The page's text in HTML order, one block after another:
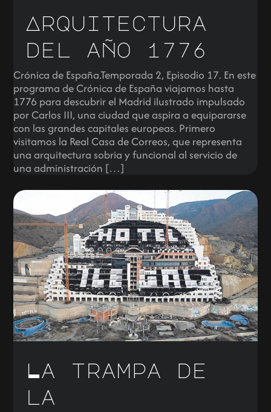
Arquitectura
del año 1776
Crónica de España.Temporada 2, Episodio 17. En este
programa de Crónica de España viajamos hasta
1776 para descubrir el Madrid ilustrado impulsado
por Carlos III, una ciudad que aspira a equipararse
con las grandes capitales europeas. Primero
visitamos la Real Casa de Correos, que representa
una arquitectura sobria y funcional al servicio de
una administración […]
La trampa de
la